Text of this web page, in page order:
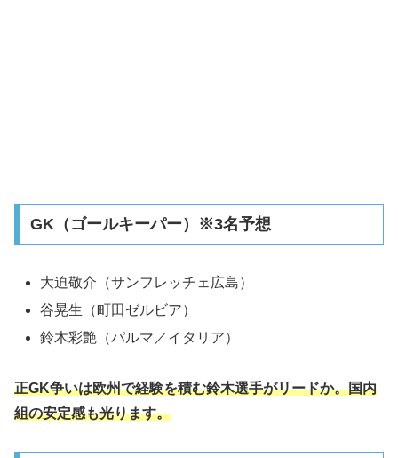
GK（ゴールキーパー）※3名予想
大迫敬介（サンフレッチェ広島）
谷晃生（町田ゼルビア）
鈴木彩艶（パルマ／イタリア）
正GK争いは欧州で経験を積む鈴木選手がリードか。国内
組の安定感も光ります。